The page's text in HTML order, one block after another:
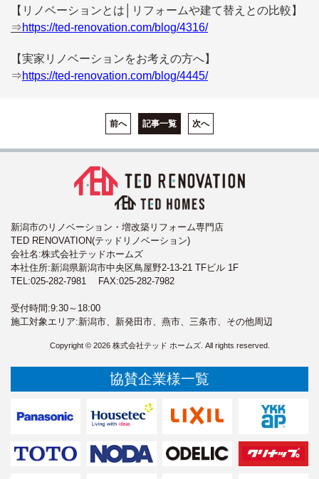
【リノベーションとは│リフォームや建て替えとの比較】
⇒https://ted-renovation.com/blog/4316/
【実家リノベーションをお考えの方へ】
⇒https://ted-renovation.com/blog/4445/
前へ 記事一覧 次へ
新潟市のリノベーション・増改築リフォーム専門店
TED RENOVATION(テッドリノベーション)
会社名:株式会社テッドホームズ
本社住所:新潟県新潟市中央区鳥屋野2-13-21 TFビル 1F
TEL:025-282-7981 FAX:025-282-7982
受付時間:9:30～18:00
施工対象エリア:新潟市、新発田市、燕市、三条市、その他周辺
Copyright © 2026 株式会社テッド ホームズ. All rights reserved.
協賛企業様一覧